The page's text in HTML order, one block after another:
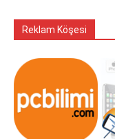
Reklam Köşesi